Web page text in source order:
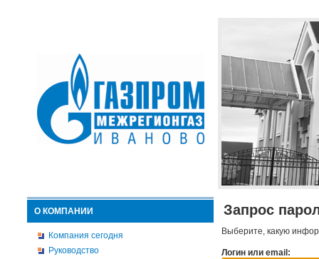
О КОМПАНИИ
Компания сегодня
Руководство
Запрос
Выберите, какую
Логин или email: